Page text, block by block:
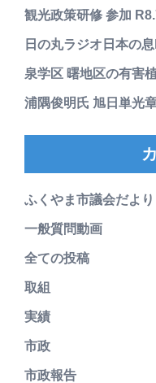
観光政策研修 参加
日の丸ラジオ日本の
泉学区 曙地区の有害
浦隅俊明氏 旭日単光
ふくやま市議会だより
一般質問動画
全ての投稿
取組
実績
市政
市政報告